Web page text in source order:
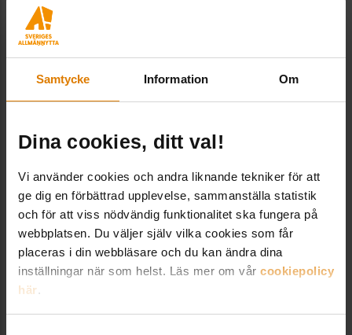
Samtycke Information Om
Dina cookies, ditt val!
Vi använder cookies och andra liknande tekniker för att
ge dig en förbättrad upplevelse, sammanställa statistik
och för att viss nödvändig funktionalitet ska fungera på
webbplatsen. Du väljer själv vilka cookies som får
placeras i din webbläsare och du kan ändra dina
inställningar när som helst. Läs mer om vår cookiepolicy
här.
Relaterade nyheter
Nyckeltal ger stöd vid
kostnadsbedömning av skador